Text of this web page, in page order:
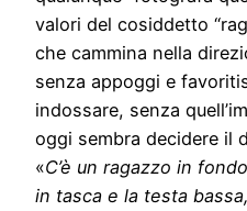
valori del cosiddetto
che cammina nella
senza appoggi e
indossare, senza
oggi sembra decidere il
«C’è un ragazzo in
in tasca e la testa